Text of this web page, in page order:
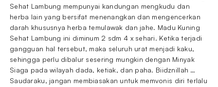
Sehat Lambung mempunyai kandungan mengkudu dan
herba lain yang bersifat menenangkan dan mengencerkan
darah khususnya herba temulawak dan jahe. Madu Kuning
Sehat Lambung ini diminum 2 sdm 4 x sehari. Ketika terjadi
gangguan hal tersebut, maka seluruh urat menjadi kaku,
sehingga perlu dibalur sesering mungkin dengan Minyak
Siaga pada wilayah dada, ketiak, dan paha. Biidznillah …
Saudaraku, jangan membiasakan untuk memvonis diri terlalu